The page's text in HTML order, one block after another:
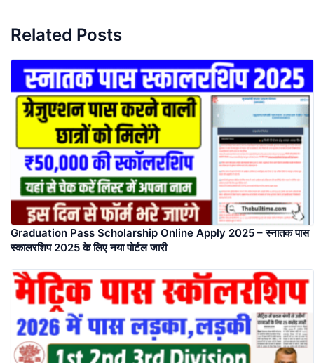
Related Posts
Graduation Pass Scholarship Online Apply 2025 – स्नातक पास
स्कालरशिप 2025 के लिए नया पोर्टल जारी